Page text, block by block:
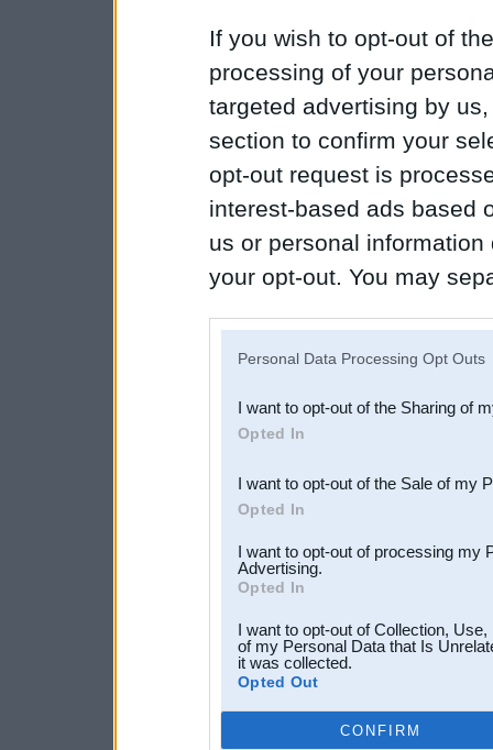
If you wish to opt-out of
processing of your
targeted advertising by
section to confirm your
opt-out request is
interest-based ads based
us or personal
your opt-out. You may
Downstream Participants
third parties.
Personal Data Processing Opt Outs
I want to opt-out of the Sharing of
Opted In
I want to opt-out of the Sale of my
Opted In
I want to opt-out of processing my
Advertising.
Opted In
I want to opt-out of Collection,
of my Personal Data that Is
it was collected.
Opted Out
CONFIRM